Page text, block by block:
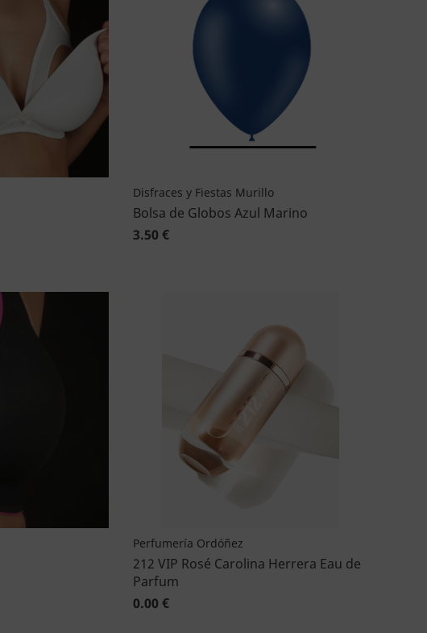
Disfraces y Fiestas Murillo
Bolsa de Globos Azul Marino
3.50 €
Perfumería Ordóñez
212 VIP Rosé Carolina Herrera Eau de
Parfum
0.00 €